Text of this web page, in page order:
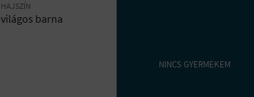
HAJSZÍN
világos barna
NINCS GYERMEKEM